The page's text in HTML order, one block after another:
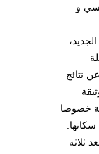
و
نتائج
خصوصا
ثلاثة